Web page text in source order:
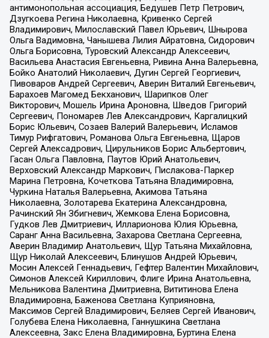
антимонопольная ассоциация, Бедушев Петр Петрович,
Дзугкоева Регина Николаевна, Кривенко Сергей
Владимирович, Милославский Павел Юрьевич, Шнырова
Ольга Вадимовна, Чанышева Лилия Айратовна, Сидорович
Ольга Борисовна, Туровский Александр Алексеевич,
Васильева Анастасия Евгеньевна, Ривина Анна Валерьевна,
Бойко Анатолий Николаевич, Дугин Сергей Георгиевич,
Пивоваров Андрей Сергеевич, Аверин Виталий Евгеньевич,
Барахоев Магомед Бекханович, Шарипков Олег
Викторович, Мошель Ирина Ароновна, Шведов Григорий
Сергеевич, Пономарев Лев Александрович, Каргалицкий
Борис Юльевич, Созаев Валерий Валерьевич, Исламов
Тимур Рифгатович, Романова Ольга Евгеньевна, Щаров
Сергей Алексадрович, Цирульников Борис Альбертович,
Гасан Ольга Павловна, Паутов Юрий Анатольевич,
Верховский Александр Маркович, Пислакова-Паркер
Марина Петровна, Кочеткова Татьяна Владимировна,
Чуркина Наталья Валерьевна, Акимова Татьяна
Николаевна, Золотарева Екатерина Александровна,
Рачинский Ян Збигневич, Жемкова Елена Борисовна,
Гудков Лев Дмитриевич, Илларионова Юлия Юрьевна,
Саранг Анна Васильевна, Захарова Светлана Сергеевна,
Аверин Владимир Анатольевич, Щур Татьяна Михайловна,
Щур Николай Алексеевич, Блинушов Андрей Юрьевич,
Мосин Алексей Геннадьевич, Гефтер Валентин Михайлович,
Симонов Алексей Кириллович, Флиге Ирина Анатольевна,
Мельникова Валентина Дмитриевна, Вититинова Елена
Владимировна, Баженова Светлана Куприяновна,
Максимов Сергей Владимирович, Беляев Сергей Иванович,
Голубева Елена Николаевна, Ганнушкина Светлана
Алексеевна, Закс Елена Владимировна, Буртина Елена